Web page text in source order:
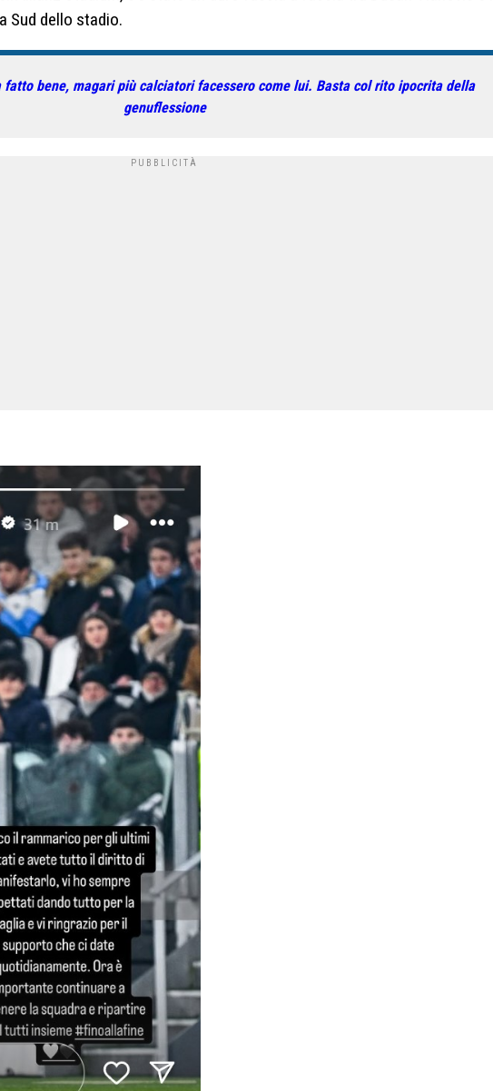
Sud dello stadio.
fatto bene, magari più calciatori facessero come lui. Basta col rito ipocrita della
genuflessione